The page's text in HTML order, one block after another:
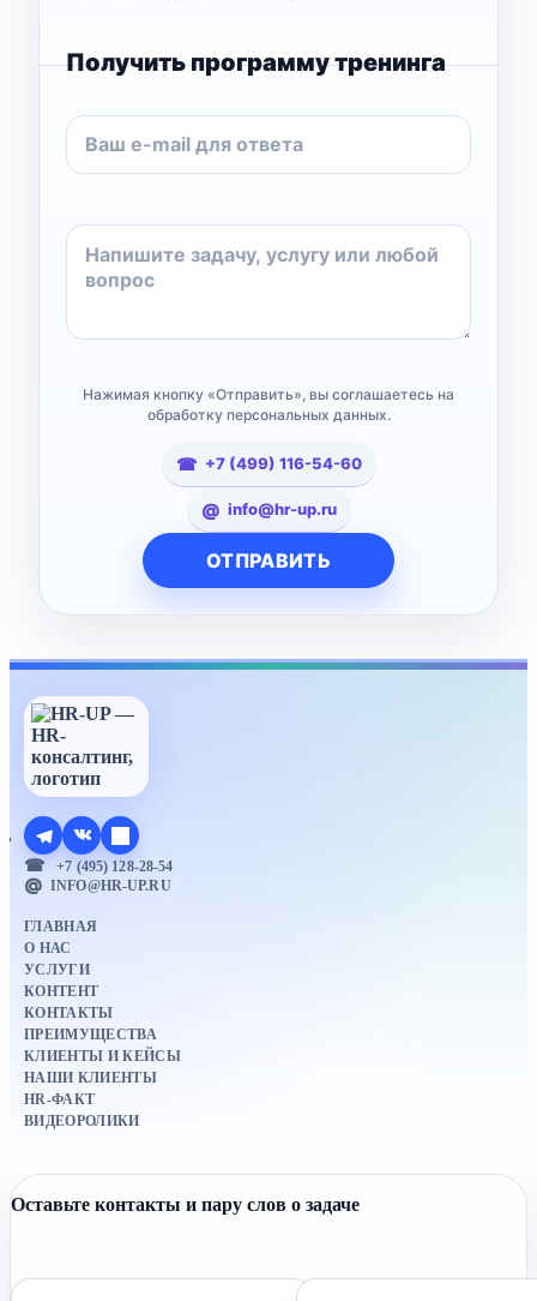
Получить программу тренинга
Нажимая кнопку «Отправить», вы соглашаетесь на
обработку персональных данных.
+7 (499) 116-54-60
info@hr-up.ru
+7 (495) 128-28-54
INFO@HR-UP.RU
ГЛАВНАЯ
О НАС
УСЛУГИ
КОНТЕНТ
КОНТАКТЫ
ПРЕИМУЩЕСТВА
КЛИЕНТЫ И КЕЙСЫ
НАШИ КЛИЕНТЫ
HR-ФАКТ
ВИДЕОРОЛИКИ